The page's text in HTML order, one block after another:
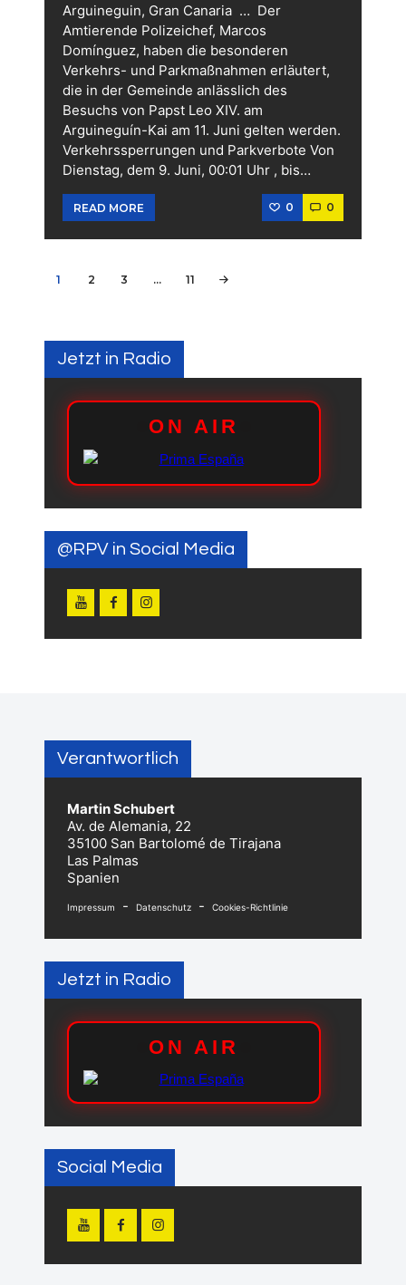
Arguineguin, Gran Canaria … Der
Amtierende Polizeichef, Marcos
Domínguez, haben die besonderen
Verkehrs- und Parkmaßnahmen erläutert,
die in der Gemeinde anlässlich des
Besuchs von Papst Leo XIV. am
Arguineguín-Kai am 11. Juni gelten werden.
Verkehrssperrungen und Parkverbote Von
Dienstag, dem 9. Juni, 00:01 Uhr , bis…
READ MORE 0 0
Seitennummerierung
PAGE
1 PAGE
2 PAGE
3 … PAGE
11
Jetzt in Radio
@RPV in Social Media
Verantwortlich
Martin Schubert
Av. de Alemania, 22
35100 San Bartolomé de Tirajana
Las Palmas
Spanien
Impressum - Datenschutz - Cookies-Richtlinie
Jetzt in Radio
Social Media